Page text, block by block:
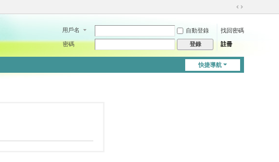
切
到
用戶名 自動登錄
找回密碼
密碼
登錄 註冊
快捷導航